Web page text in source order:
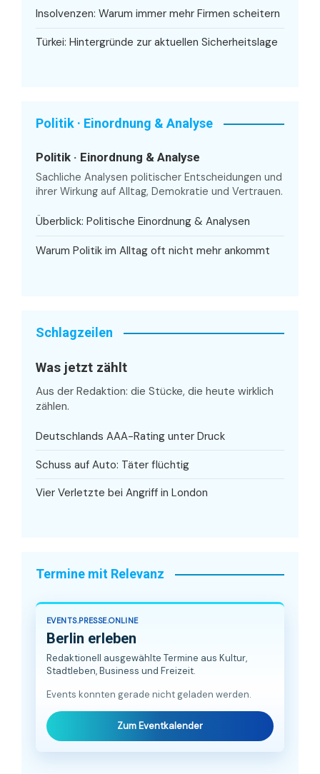
Insolvenzen: Warum immer mehr Firmen scheitern
Türkei: Hintergründe zur aktuellen Sicherheitslage
Politik · Einordnung & Analyse
Politik · Einordnung & Analyse
Sachliche Analysen politischer Entscheidungen und
ihrer Wirkung auf Alltag, Demokratie und Vertrauen.
Überblick: Politische Einordnung & Analysen
Warum Politik im Alltag oft nicht mehr ankommt
Schlagzeilen
Was jetzt zählt
Aus der Redaktion: die Stücke, die heute wirklich
zählen.
Deutschlands AAA-Rating unter Druck
Schuss auf Auto: Täter flüchtig
Vier Verletzte bei Angriff in London
Termine mit Relevanz
EVENTS.PRESSE.ONLINE
Berlin erleben
Redaktionell ausgewählte Termine aus Kultur,
Stadtleben, Business und Freizeit.
Events konnten gerade nicht geladen werden.
Zum Eventkalender